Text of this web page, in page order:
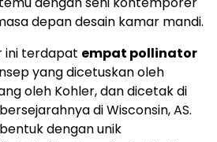
depan desain kamar mandi.
ini terdapat empat pollinator
yang dicetuskan oleh
oleh Kohler, dan dicetak di
di Wisconsin, AS.
dengan unik